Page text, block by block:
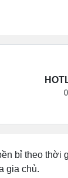
bỉ theo thời
gia chủ.